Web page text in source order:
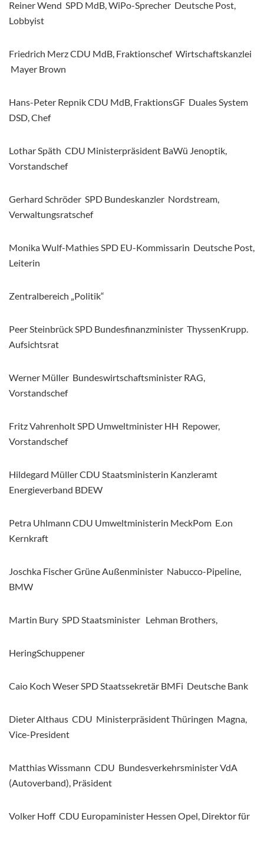
Reiner Wend SPD MdB, WiPo-Sprecher Deutsche Post,
Lobbyist
Friedrich Merz CDU MdB, Fraktionschef Wirtschaftskanzlei
Mayer Brown
Hans-Peter Repnik CDU MdB, FraktionsGF Duales System
DSD, Chef
Lothar Späth CDU Ministerpräsident BaWü Jenoptik,
Vorstandschef
Gerhard Schröder SPD Bundeskanzler Nordstream,
Verwaltungsratschef
Monika Wulf-Mathies SPD EU-Kommissarin Deutsche Post,
Leiterin
Zentralbereich „Politik“
Peer Steinbrück SPD Bundesfinanzminister ThyssenKrupp.
Aufsichtsrat
Werner Müller Bundeswirtschaftsminister RAG,
Vorstandschef
Fritz Vahrenholt SPD Umweltminister HH Repower,
Vorstandschef
Hildegard Müller CDU Staatsministerin Kanzleramt
Energieverband BDEW
Petra Uhlmann CDU Umweltministerin MeckPom E.on
Kernkraft
Joschka Fischer Grüne Außenminister Nabucco-Pipeline,
BMW
Martin Bury SPD Staatsminister Lehman Brothers,
HeringSchuppener
Caio Koch Weser SPD Staatssekretär BMFi Deutsche Bank
Dieter Althaus CDU Ministerpräsident Thüringen Magna,
Vice-President
Matthias Wissmann CDU Bundesverkehrsminister VdA
(Autoverband), Präsident
Volker Hoff CDU Europaminister Hessen Opel, Direktor für